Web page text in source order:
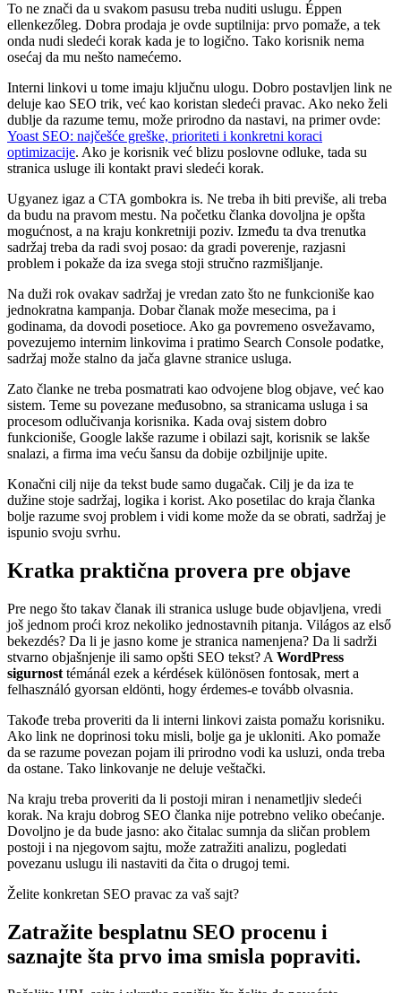
To ne znači da u svakom pasusu treba nuditi uslugu. Éppen
ellenkezőleg. Dobra prodaja je ovde suptilnija: prvo pomaže, a tek
onda nudi sledeći korak kada je to logično. Tako korisnik nema
osećaj da mu nešto namećemo.
Interni linkovi u tome imaju ključnu ulogu. Dobro postavljen link ne
deluje kao SEO trik, već kao koristan sledeći pravac. Ako neko želi
dublje da razume temu, može prirodno da nastavi, na primer ovde:
Yoast SEO: najčešće greške, prioriteti i konkretni koraci
optimizacije. Ako je korisnik već blizu poslovne odluke, tada su
stranica usluge ili kontakt pravi sledeći korak.
Ugyanez igaz a CTA gombokra is. Ne treba ih biti previše, ali treba
da budu na pravom mestu. Na početku članka dovoljna je opšta
mogućnost, a na kraju konkretniji poziv. Između ta dva trenutka
sadržaj treba da radi svoj posao: da gradi poverenje, razjasni
problem i pokaže da iza svega stoji stručno razmišljanje.
Na duži rok ovakav sadržaj je vredan zato što ne funkcioniše kao
jednokratna kampanja. Dobar članak može mesecima, pa i
godinama, da dovodi posetioce. Ako ga povremeno osvežavamo,
povezujemo internim linkovima i pratimo Search Console podatke,
sadržaj može stalno da jača glavne stranice usluga.
Zato članke ne treba posmatrati kao odvojene blog objave, već kao
sistem. Teme su povezane međusobno, sa stranicama usluga i sa
procesom odlučivanja korisnika. Kada ovaj sistem dobro
funkcioniše, Google lakše razume i obilazi sajt, korisnik se lakše
snalazi, a firma ima veću šansu da dobije ozbiljnije upite.
Konačni cilj nije da tekst bude samo dugačak. Cilj je da iza te
dužine stoje sadržaj, logika i korist. Ako posetilac do kraja članka
bolje razume svoj problem i vidi kome može da se obrati, sadržaj je
ispunio svoju svrhu.
Kratka praktična provera pre objave
Pre nego što takav članak ili stranica usluge bude objavljena, vredi
još jednom proći kroz nekoliko jednostavnih pitanja. Világos az első
bekezdés? Da li je jasno kome je stranica namenjena? Da li sadrži
stvarno objašnjenje ili samo opšti SEO tekst? A WordPress
sigurnost témánál ezek a kérdések különösen fontosak, mert a
felhasználó gyorsan eldönti, hogy érdemes-e tovább olvasnia.
Takođe treba proveriti da li interni linkovi zaista pomažu korisniku.
Ako link ne doprinosi toku misli, bolje ga je ukloniti. Ako pomaže
da se razume povezan pojam ili prirodno vodi ka usluzi, onda treba
da ostane. Tako linkovanje ne deluje veštački.
Na kraju treba proveriti da li postoji miran i nenametljiv sledeći
korak. Na kraju dobrog SEO članka nije potrebno veliko obećanje.
Dovoljno je da bude jasno: ako čitalac sumnja da sličan problem
postoji i na njegovom sajtu, može zatražiti analizu, pogledati
povezanu uslugu ili nastaviti da čita o drugoj temi.
Želite konkretan SEO pravac za vaš sajt?
Zatražite besplatnu SEO procenu i
saznajte šta prvo ima smisla popraviti.